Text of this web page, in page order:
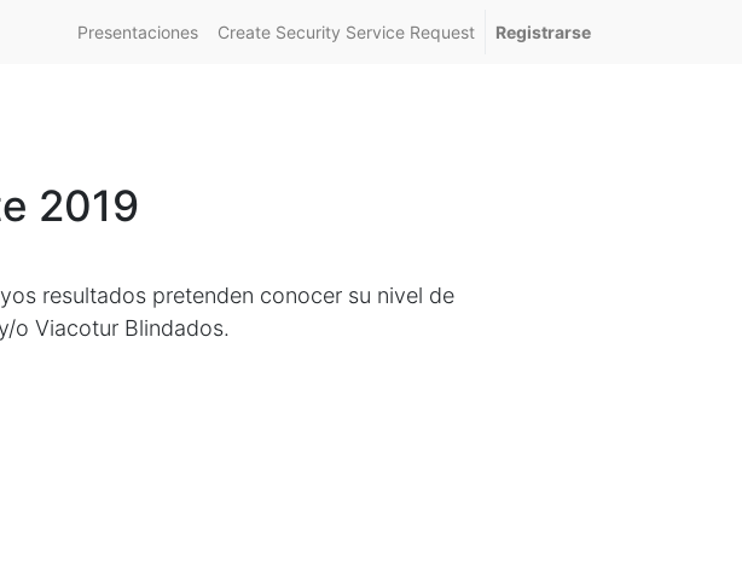
Presentaciones Create Security Service Request Registrarse
2019
resultados pretenden conocer su nivel de
o Viacotur Blindados.